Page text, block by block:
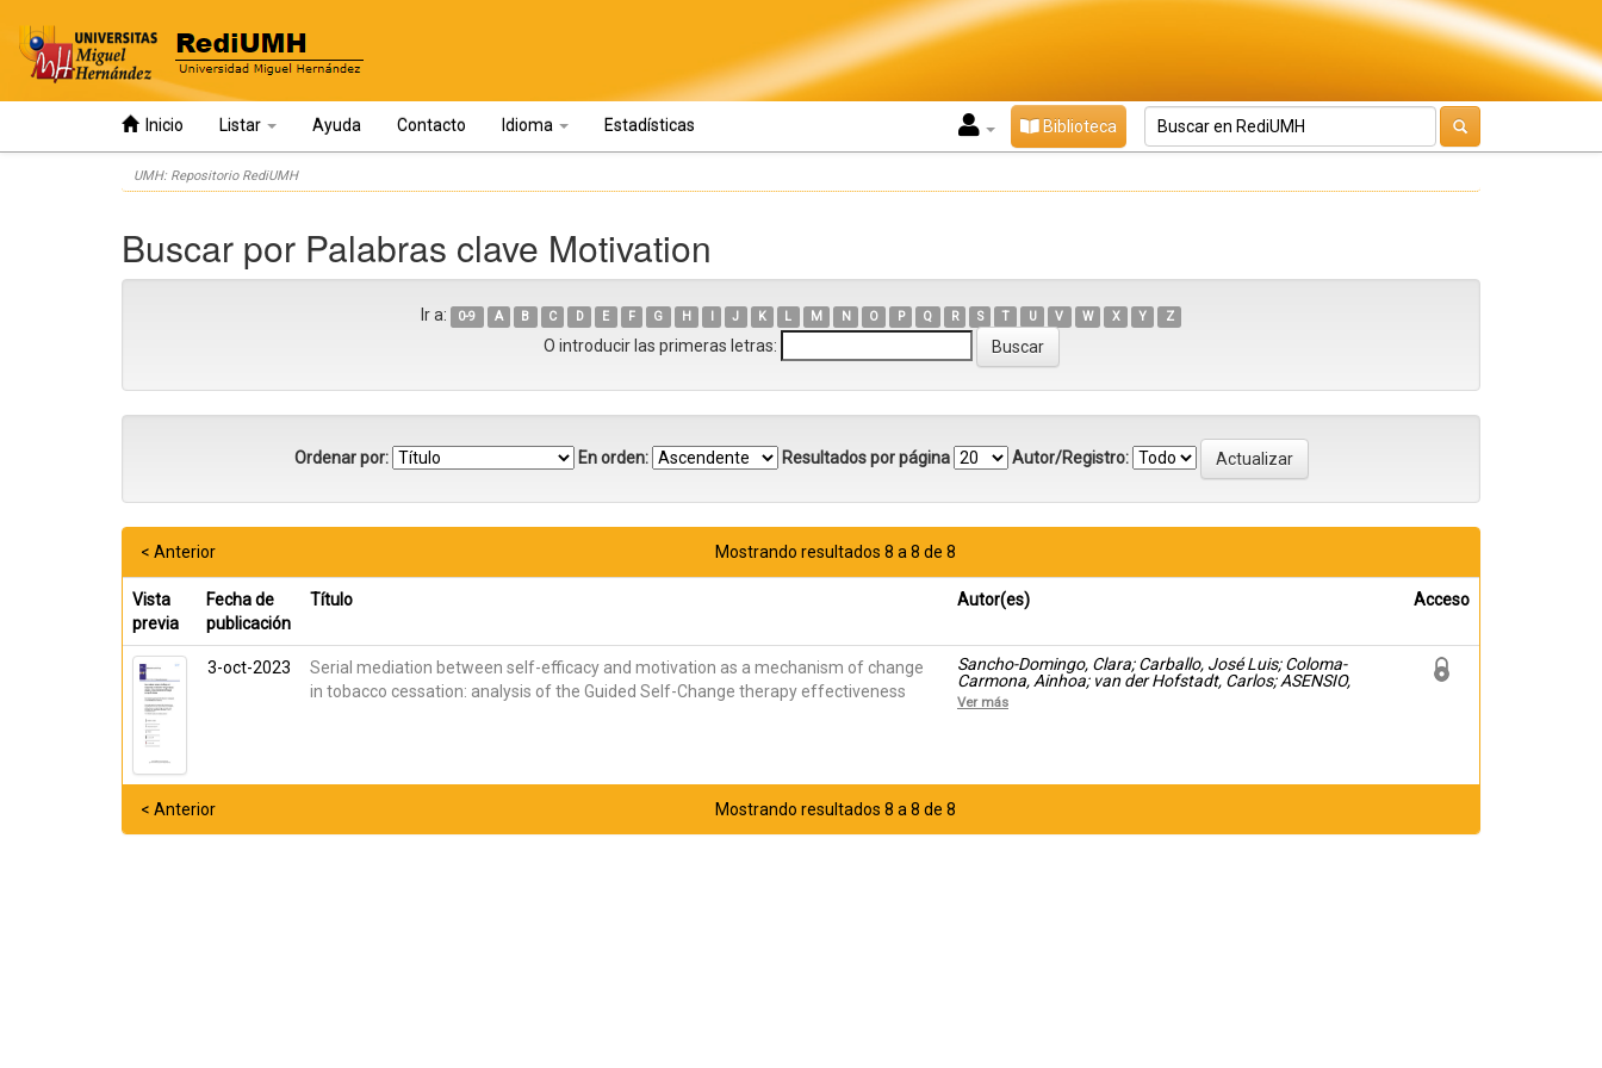
Inicio Listar Ayuda Contacto Idioma Estadísticas Biblioteca
UMH: Repositorio RediUMH
Buscar por Palabras clave Motivation
Ir a: 0-9 A B C D E F G H I J K L M N O P Q R S T U V W X Y Z
O introducir las primeras letras:
Ordenar por: En orden: Resultados por página Autor/Registro:
Mostrando resultados 8 a 8 de 8
< Anterior
Vista
previa
Fecha de
publicación
Título Autor(es) Acceso
3-oct-2023
Serial mediation between self-efficacy and motivation as a mechanism of change
in tobacco cessation: analysis of the Guided Self-Change therapy effectiveness
Sancho-Domingo, Clara; Carballo, José Luis; Coloma-
Carmona, Ainhoa; van der Hofstadt, Carlos; ASENSIO,
SANTOS
Ver más
Mostrando resultados 8 a 8 de 8
< Anterior